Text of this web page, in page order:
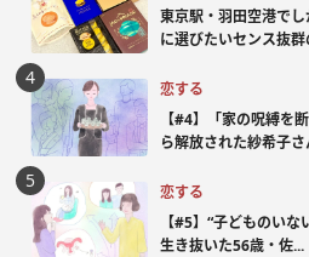
東京駅・羽田空港で
に選びたいセンス抜群
恋する
【#4】「家の呪縛を
ら解放された紗希子さ
恋する
【#5】“子どものい
生き抜いた56歳・佐...